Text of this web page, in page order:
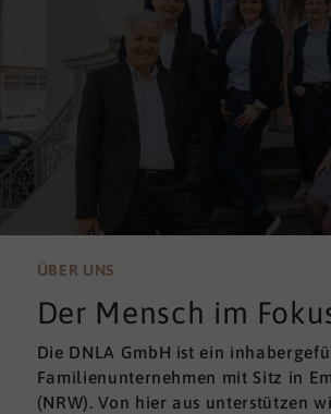
ÜBER UNS
Der Mensch im
Die DNLA GmbH ist ein
Familienunternehmen mit Sitz in
(NRW). Von hier aus unterstützen